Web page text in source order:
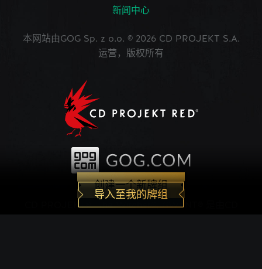
创建一个新牌组
导入至我的牌组
新闻中心
本网站由GOG Sp. z o.o. © 2026 CD PROJEKT S.A.
运营，版权所有
CD PROJEKT®, The Witcher®, GWENT® 是由CD